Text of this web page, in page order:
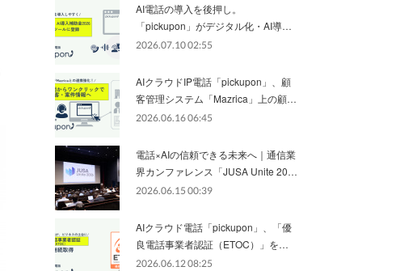
AI電話の導入を後押し。
「pickupon」がデジタル化・AI導…
2026.07.10 02:55
AIクラウドIP電話「pickupon」、顧
客管理システム「Mazrica」上の顧…
2026.06.16 06:45
電話×AIの信頼できる未来へ｜通信業
界カンファレンス「JUSA Unite 20…
2026.06.15 00:39
AIクラウド電話「pickupon」、「優
良電話事業者認証（ETOC）」を…
2026.06.12 08:25